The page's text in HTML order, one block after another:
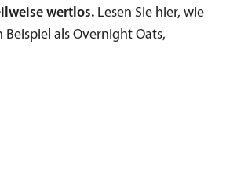
wertlos. Lesen Sie hier, wie
als Overnight Oats,